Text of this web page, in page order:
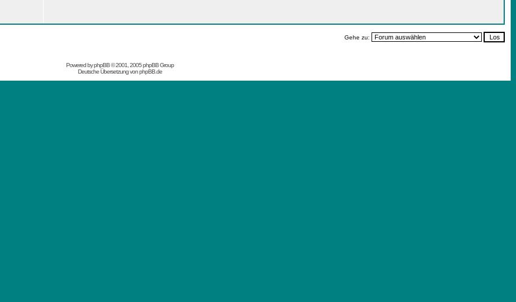
Gehe zu:
Powered byphpBB© 2001, 2005 phpBB Group
Deutsche Übersetzung vonphpBB.de